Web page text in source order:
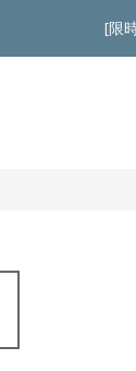
[限